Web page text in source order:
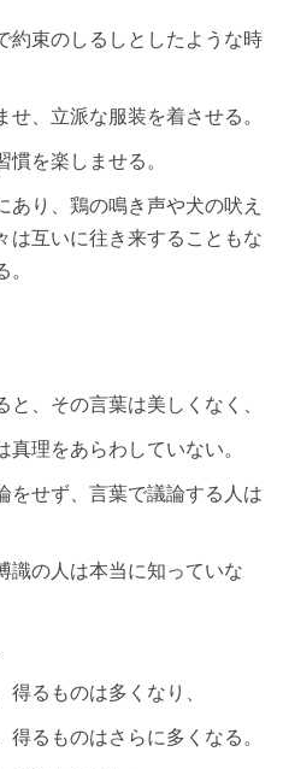
約束のしるしとしたような時
、立派な服装を着させる。
を楽しませる。
あり、鶏の鳴き声や犬の吠え
は互いに往き来することもな
、その言葉は美しくなく、
理をあらわしていない。
をせず、言葉で議論する人は
識の人は本当に知っていな
るものは多くなり、
るものはさらに多くなる。